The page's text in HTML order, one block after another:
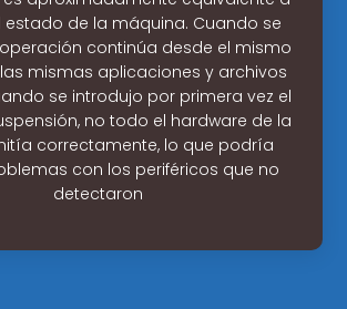
estado de la máquina. Cuando se
continúa desde el mismo
mismas aplicaciones y archivos
se introdujo por primera vez el
no todo el hardware de la
correctamente, lo que podría
con los periféricos que no
detectaron